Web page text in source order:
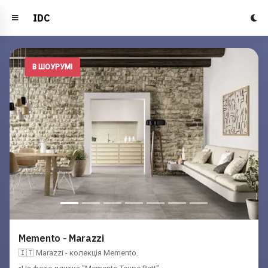
IDC
'; В ШОУРУМІ
Memento - Marazzi
🇮🇹 Marazzi - колекція Memento.